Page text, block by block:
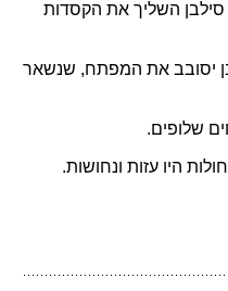
סילבן השליך את הקסדות
יסובב את המפתח, שנשאר
שלופים.
היו עזות ונחושות.